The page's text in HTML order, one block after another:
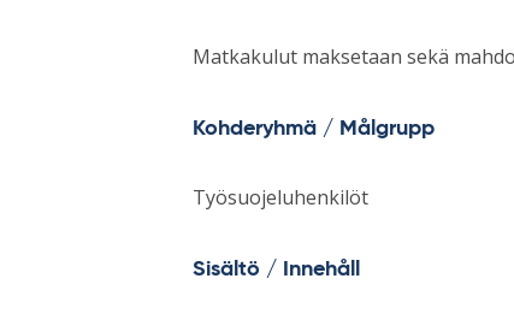
Matkakulut maksetaan sekä
Kohderyhmä / Målgrupp
Työsuojeluhenkilöt
Sisältö / Innehåll